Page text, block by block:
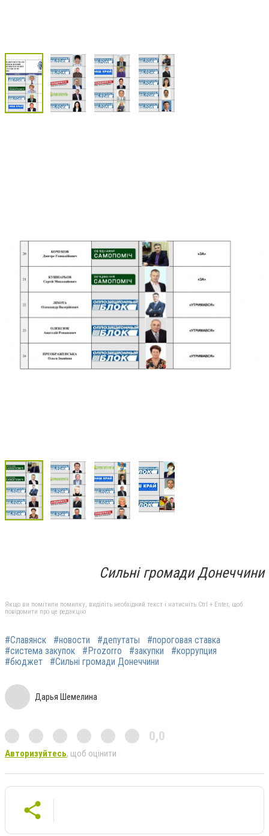
Сильні громади Донеччини
Якщо ви помітили помилку, виділіть необхідний текст і натисніть Ctrl + Enter, щоб
повідомити про це редакцію
#Славянск #новости #депутаты
#пороговая ставка
#система закупок
#Prozorro #закупки
#коррупция
#бюджет
#Сильні громади Донеччини
Дарья Шемелина
0,0
Авторизуйтесь, щоб оцінити